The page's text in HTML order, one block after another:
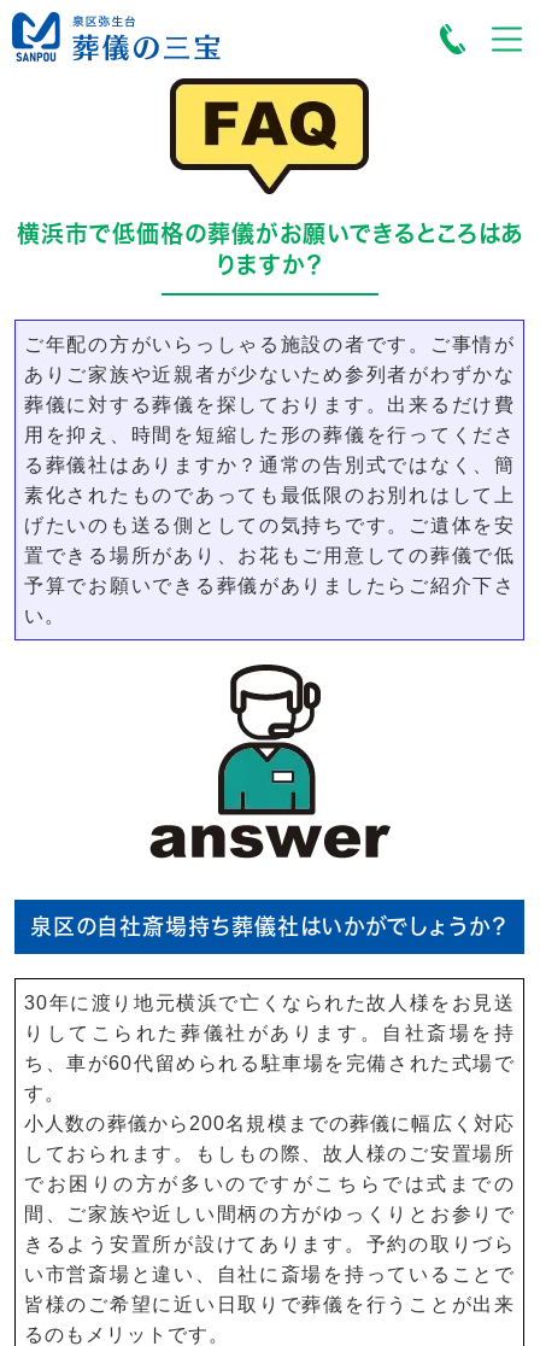
横浜市で低価格の葬儀がお願いできるところはあ
りますか？
ご年配の方がいらっしゃる施設の者です。ご事情が
ありご家族や近親者が少ないため参列者がわずかな
葬儀に対する葬儀を探しております。出来るだけ費
用を抑え、時間を短縮した形の葬儀を行ってくださ
る葬儀社はありますか？通常の告別式ではなく、簡
素化されたものであっても最低限のお別れはして上
げたいのも送る側としての気持ちです。ご遺体を安
置できる場所があり、お花もご用意しての葬儀で低
予算でお願いできる葬儀がありましたらご紹介下さ
い。
泉区の自社斎場持ち葬儀社はいかがでしょうか？
30年に渡り地元横浜で亡くなられた故人様をお見送
りしてこられた葬儀社があります。自社斎場を持
ち、車が60代留められる駐車場を完備された式場で
す。
小人数の葬儀から200名規模までの葬儀に幅広く対応
しておられます。もしもの際、故人様のご安置場所
でお困りの方が多いのですがこちらでは式までの
間、ご家族や近しい間柄の方がゆっくりとお参りで
きるよう安置所が設けてあります。予約の取りづら
い市営斎場と違い、自社に斎場を持っていることで
皆様のご希望に近い日取りで葬儀を行うことが出来
るのもメリットです。